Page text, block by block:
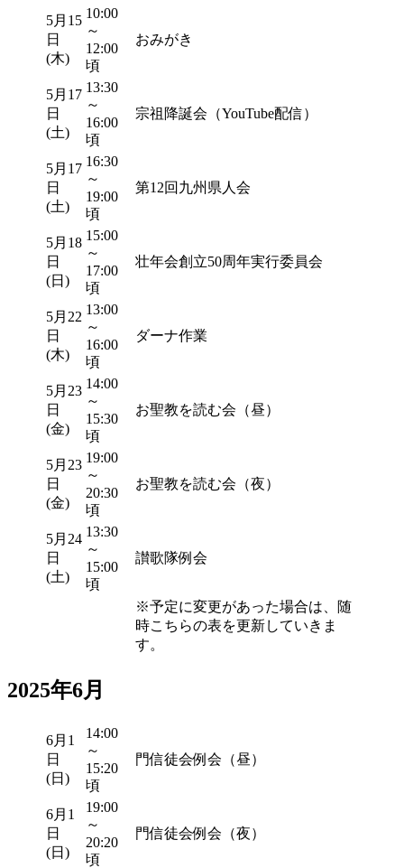
5月15
日
(木)
10:00
～
12:00
頃
おみがき
5月17
日
(土)
13:30
～
16:00
頃
宗祖降誕会（YouTube配信）
5月17
日
(土)
16:30
～
19:00
頃
第12回九州県人会
5月18
日
(日)
15:00
～
17:00
頃
壮年会創立50周年実行委員会
5月22
日
(木)
13:00
～
16:00
頃
ダーナ作業
5月23
日
(金)
14:00
～
15:30
頃
お聖教を読む会（昼）
5月23
日
(金)
19:00
～
20:30
頃
お聖教を読む会（夜）
5月24
日
(土)
13:30
～
15:00
頃
讃歌隊例会
※予定に変更があった場合は、随
時こちらの表を更新していきま
す。
2025年6月
6月1
日
(日)
14:00
～
15:20
頃
門信徒会例会（昼）
6月1
日
(日)
19:00
～
20:20
頃
門信徒会例会（夜）